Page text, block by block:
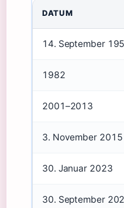
DATUM
14. September
1982
2001–2013
3. November 2015
30. Januar 2023
30. September